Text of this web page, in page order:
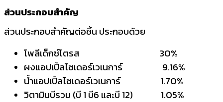
ส่วนประกอบสำคัญ
ส่วนประกอบสำคัญต่อชิ้น ประกอบด้วย
โพลีเด็กซ์โตรส 30%
ผงแอปเปิ้ลไซเดอร์เวเนการ์ 9.16%
น้ำแอปเปิ้ลไซเดอร์เวเนการ์ 1.70%
วิตามินบีรวม (บี 1 บี6 และบี 12) 1.05%